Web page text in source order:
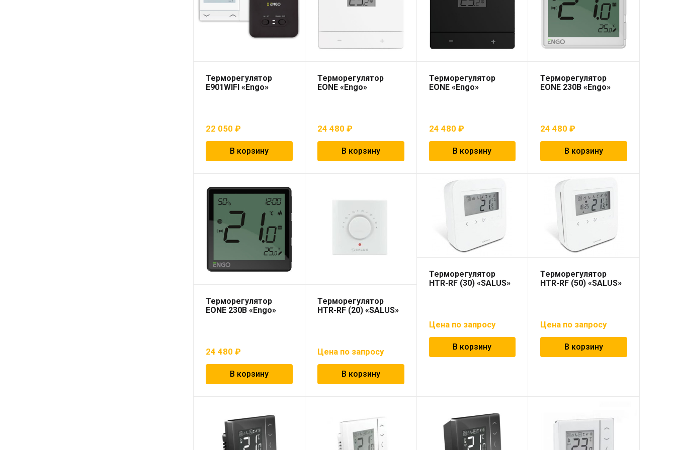
Терморегулятор
E901WIFI «Engo»
22 050 ₽
В корзину
Терморегулятор
EONE «Engo»
24 480 ₽
В корзину
Терморегулятор
EONE «Engo»
24 480 ₽
В корзину
Терморегулятор
EONE 230В «Engo»
24 480₽
В корзину
Терморегулятор
EONE 230В «Engo»
24 480 ₽
В корзину
Терморегулятор
HTR-RF (20) «SALUS»
Цена по запросу
В корзину
Терморегулятор
HTR-RF (30) «SALUS»
Цена по запросу
В корзину
Терморегулятор
HTR-RF (50) «SALUS»
Цена по запросу
В корзину